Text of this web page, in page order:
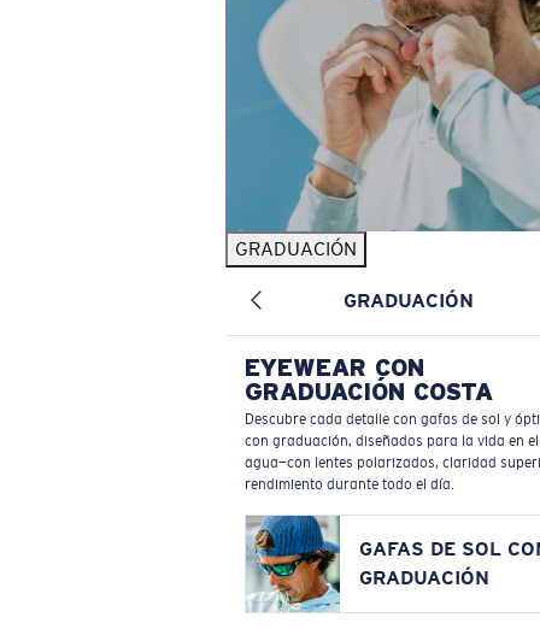
GRADUACIÓN
GRADUACIÓN
EYEWEAR CON
GRADUACIÓN COSTA
Descubre cada detalle con gafas de sol y
con graduación, diseñados para la vida en el
agua—con lentes polarizados, claridad
rendimiento durante todo el día.
GAFAS DE SOL
GRADUACIÓN